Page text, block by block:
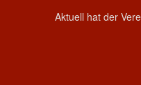
Aktuell hat der